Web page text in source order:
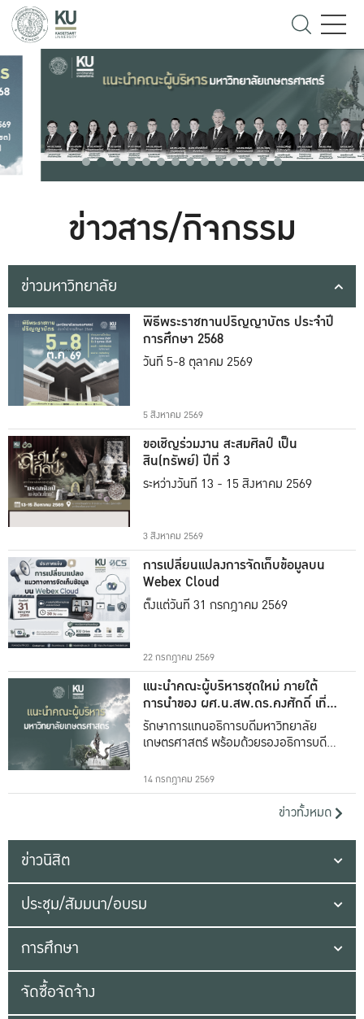
ข่าวสาร/กิจกรรม
ข่าวมหาวิทยาลัย
พิธีพระราชทานปริญญาบัตร ประจำปี
การศึกษา 2568
วันที่ 5-8 ตุลาคม 2569
5 สิงหาคม 2569
ขอเชิญร่วมงาน สะสมศิลป์ เป็น
สิน(ทรัพย์) ปีที่ 3
ระหว่างวันที่ 13 - 15 สิงหาคม 2569
3 สิงหาคม 2569
การเปลี่ยนแปลงการจัดเก็บข้อมูลบน
Webex Cloud
ตั้งแต่วันที่ 31 กรกฎาคม 2569
22 กรกฎาคม 2569
แนะนำคณะผู้บริหารชุดใหม่ ภายใต้
การนำของ ผศ.น.สพ.ดร.คงศักดิ์ เที่ยง
ธรรม
รักษาการแทนอธิการบดีมหาวิทยาลัย
เกษตรศาสตร์ พร้อมด้วยรองอธิการบดีทั้ง
14 กรกฎาคม 2569
ข่าวทั้งหมด
ข่าวนิสิต
ประชุม/สัมมนา/อบรม
การศึกษา
จัดซื้อจัดจ้าง